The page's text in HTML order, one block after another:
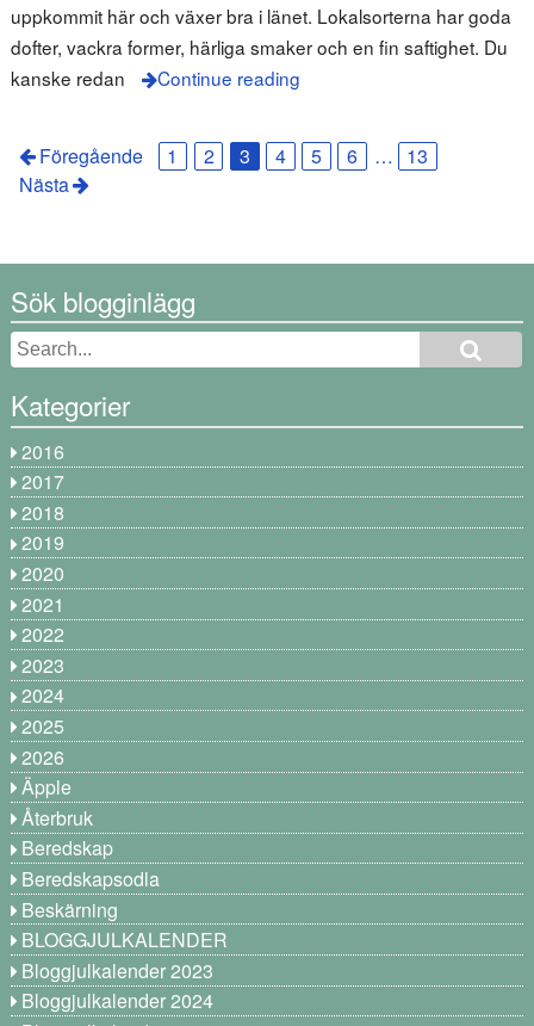
uppkommit här och växer bra i länet. Lokalsorterna har goda
dofter, vackra former, härliga smaker och en fin saftighet. Du
kanske redan
Continue reading
Föregående 1 2 3 4 5 6 … 13
Nästa
Sök blogginlägg
Kategorier
2016
2017
2018
2019
2020
2021
2022
2023
2024
2025
2026
Äpple
Återbruk
Beredskap
Beredskapsodla
Beskärning
BLOGGJULKALENDER
Bloggjulkalender 2023
Bloggjulkalender 2024